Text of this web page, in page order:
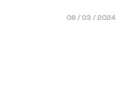
08 / 03 / 2024